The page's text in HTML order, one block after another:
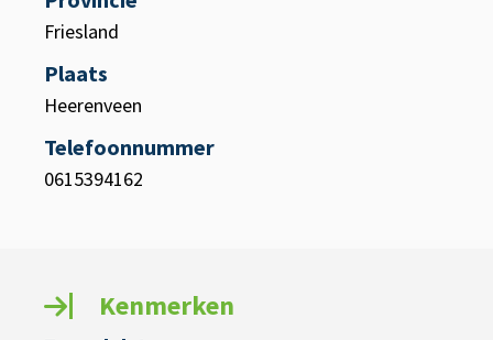
Friesland
Plaats
Heerenveen
Telefoonnummer
0615394162
Kenmerken